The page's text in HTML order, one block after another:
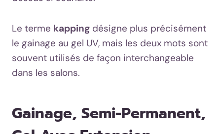
Le terme kapping désigne plus précisément
le gainage au gel UV, mais les deux mots sont
souvent utilisés de façon interchangeable
dans les salons.
Gainage, Semi-Permanent,